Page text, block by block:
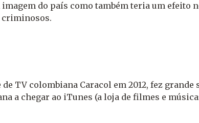
do país como também teria um efeito
criminosos.
TV colombiana Caracol em 2012, fez grande
a chegar ao iTunes (a loja de filmes e